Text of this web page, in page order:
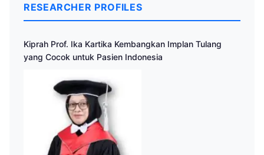
RESEARCHER PROFILES
Kiprah Prof. Ika Kartika Kembangkan Implan Tulang
yang Cocok untuk Pasien Indonesia